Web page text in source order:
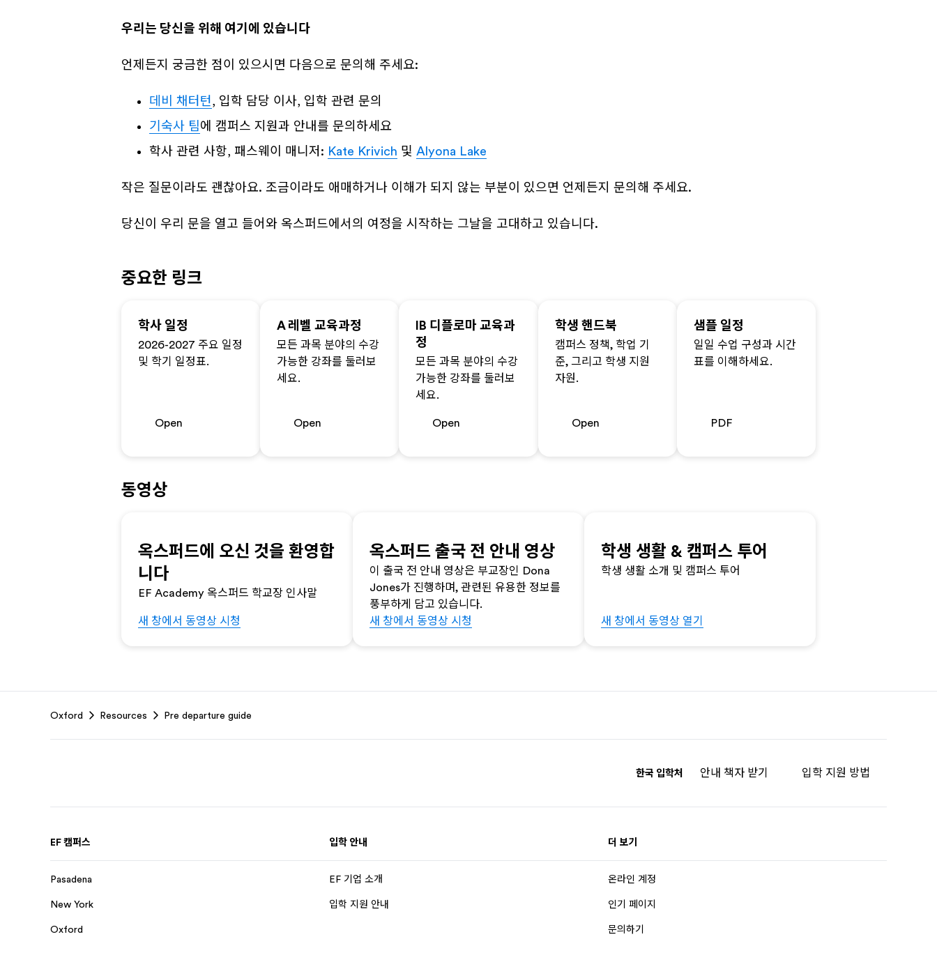
우리는 당신을 위해 여기에 있습니다
언제든지 궁금한 점이 있으시면 다음으로 문의해 주세요:
데비 채터턴, 입학 담당 이사, 입학 관련 문의
기숙사 팀에 캠퍼스 지원과 안내를 문의하세요
학사 관련 사항, 패스웨이 매니저: Kate Krivich 및 Alyona Lake
작은 질문이라도 괜찮아요. 조금이라도 애매하거나 이해가 되지 않는 부분이 있으면 언제든지 문의해 주세요.
당신이 우리 문을 열고 들어와 옥스퍼드에서의 여정을 시작하는 그날을 고대하고 있습니다.
중요한 링크
학사 일정
2026-2027 주요 일정
및 학기 일정표.
Open
A 레벨 교육과정
모든 과목 분야의 수강
가능한 강좌를 둘러보
세요.
Open
IB 디플로마 교육과
정
모든 과목 분야의 수강
가능한 강좌를 둘러보
세요.
Open
학생 핸드북
캠퍼스 정책, 학업 기
준, 그리고 학생 지원
자원.
Open
샘플 일정
일일 수업 구성과 시간
표를 이해하세요.
PDF
동영상
옥스퍼드에 오신 것을 환영합
니다
EF Academy 옥스퍼드 학교장 인사말
새 창에서 동영상 시청
옥스퍼드 출국 전 안내 영상
이 출국 전 안내 영상은 부교장인 Dona
Jones가 진행하며, 관련된 유용한 정보를
풍부하게 담고 있습니다.
새 창에서 동영상 시청
학생 생활 & 캠퍼스 투어
학생 생활 소개 및 캠퍼스 투어
새 창에서 동영상 열기
Oxford Resources Pre departure guide
한국 입학처 안내 책자 받기 입학 지원 방법
EF 캠퍼스
Pasadena
New York
Oxford
입학 안내
EF 기업 소개
입학 지원 안내
더 보기
온라인 계정
인기 페이지
문의하기